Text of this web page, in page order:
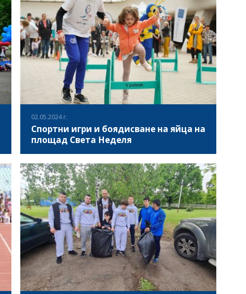
инициатива, съ-финансирана по програма Еразъм
Плюс, целяща изграждането на капацитет в спортните
организации в областта на осведомеността и грижата
за менталното здраве на младите спортисти. Проектът
"Силен ум за успех" предоставя иновативно
образование за това как менталното здраве може да
допринесе за успешното развитие на младите
футболисти в България, Италия и Словения.
ВИЖ ПОВЕЧЕ
02.05.2024 г.
Спортни игри и боядисване на яйца на
площад Света Неделя
площад „Света Неделя“ се проведе традиционното
боядисване на великденски яйца и спортни игри, в
което се включиха деца от столичните детски градини.
В 12.30 потегли празнична лития с деца, носещи икони
и кошнички с боядисани яйца, водени от
свещенослужители на Софийска света митрополия.
Водещ на събитието беше Надежда Панайотова,
дублиращ глас на едни от най-любимите анимационни
герои на Дисни на български език – Елза.
ВИЖ ПОВЕЧЕ